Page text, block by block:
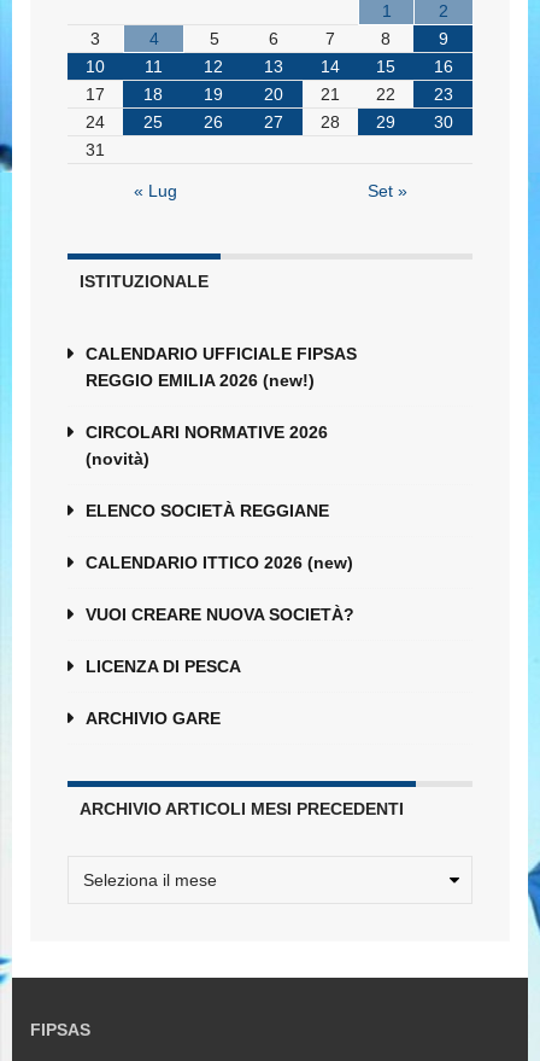
1
2
3
4 5 6 7 8
9
10
11 12 13 14 15
16
17
18 19 20 21 22
23
24
25 26 27 28 29
30
31
« Lug Set »
ISTITUZIONALE
CALENDARIO UFFICIALE FIPSAS
REGGIO EMILIA 2026 (new!)
CIRCOLARI NORMATIVE 2026
(novità)
ELENCO SOCIETÀ REGGIANE
CALENDARIO ITTICO 2026 (new)
VUOI CREARE NUOVA SOCIETÀ?
LICENZA DI PESCA
ARCHIVIO GARE
ARCHIVIO ARTICOLI MESI PRECEDENTI
FIPSAS